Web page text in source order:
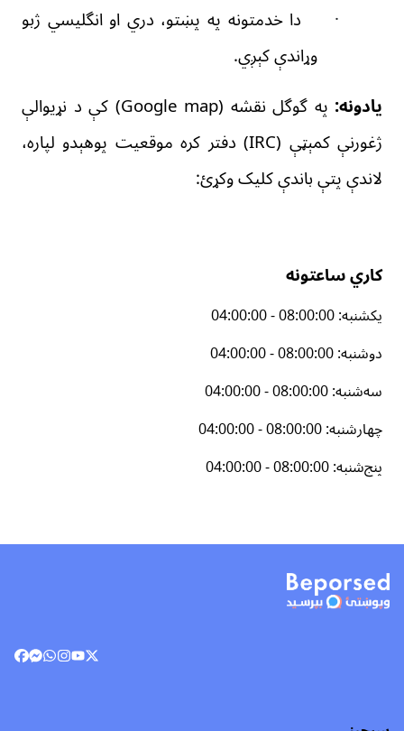
·
دا خدمتونه په پښتو، دري او انگلیسي ژبو
وړاندې کېږي.
یادونه: په گوگل نقشه (Google map) کې د نړیوالې
ژغورنې کمېټې (IRC
) دفتر کره موقعیت پوهېدو لپاره،
لاندې پتې باندې کلیک وکړئ:
کاري ساعتونه
یکشنبه:
04:00:00 - 08:00:00
دوشنبه:
04:00:00 - 08:00:00
سه‌شنبه:
04:00:00 - 08:00:00
چهارشنبه:
04:00:00 - 08:00:00
پنج‌شنبه:
04:00:00 - 08:00:00